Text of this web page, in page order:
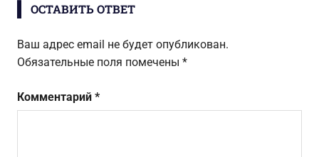
ОСТАВИТЬ ОТВЕТ
Ваш адрес email не будет опубликован.
Обязательные поля помечены *
Комментарий *